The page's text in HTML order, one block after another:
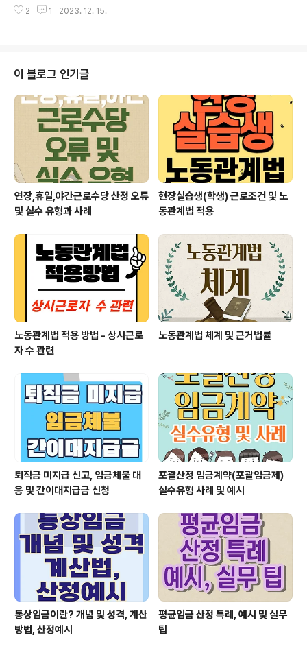
보호를 받으며, 고용ㆍ임금 및 근로조건에 있어서 부당한
에 대한 처우는 아직 많은 부분이 개선되야 할 것으로 생각
다. 과거보다는 많이 개선되었다고는 하지만, 이런 장애인
근로자들이 일자리에서 역시 차별받지 않으며 살아갈 수
있도록 우리의 따뜻한 시선과 노력이 필요할 것으로 생각
됩니다. 이번 포스팅에서는 장애인 근로자들이 일자리, 즉
산업현장에서 노동관계법(의무고용률, 임금, 해고 등)을 어
떻게 적용받게 되는지와 의무고용률 등..
2 1 2023. 12. 15.
이 블로그 인기글
연장,휴일,야간근로수당 산정 오류
및 실수 유형과 사례
현장실습생(학생) 근로조건 및 노
동관계법 적용
노동관계법 적용 방법 - 상시근로
자 수 관련
노동관계법 체계 및 근거법률
퇴직금 미지급 신고, 임금체불 대
응 및 간이대지급금 신청
포괄산정 임금계약(포괄임금제)
실수유형 사례 및 예시
통상임금이란? 개념 및 성격, 계산
방법, 산정예시
평균임금 산정 특례, 예시 및 실무
팁